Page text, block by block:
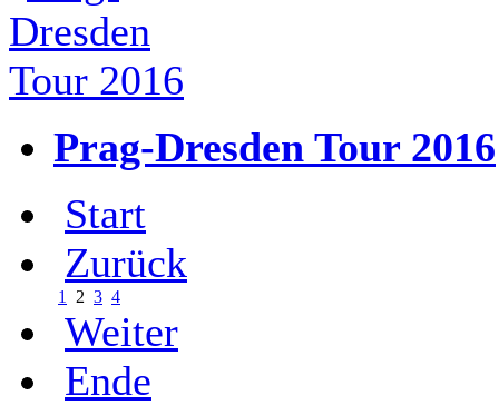
Prag-Dresden Tour 2016
Start
Zurück
1 2 3 4
Weiter
Ende